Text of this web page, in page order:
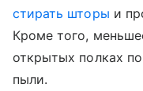
стирать шторы и
Кроме того,
открытых полках
пыли.